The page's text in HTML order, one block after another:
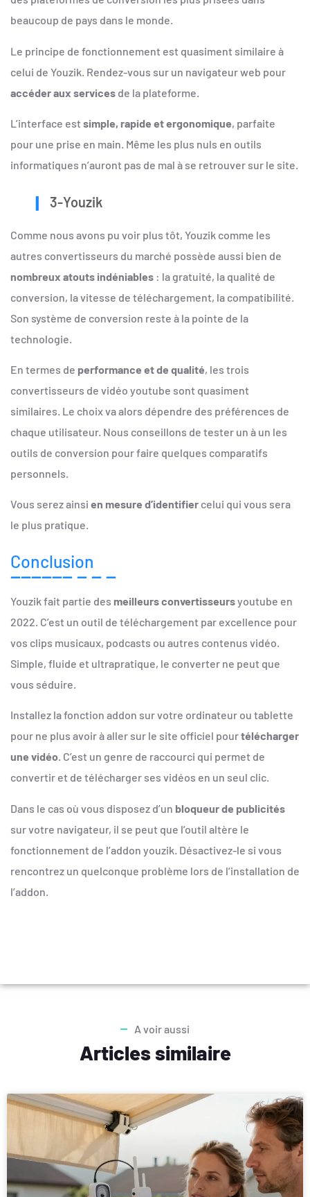
beaucoup de pays dans le monde.
Le principe de fonctionnement est quasiment similaire à
celui de Youzik. Rendez-vous sur un navigateur web pour
accéder aux services de la plateforme.
L’interface est simple, rapide et ergonomique, parfaite
pour une prise en main. Même les plus nuls en outils
informatiques n’auront pas de mal à se retrouver sur le site.
3-Youzik
Comme nous avons pu voir plus tôt, Youzik comme les
autres convertisseurs du marché possède aussi bien de
nombreux atouts indéniables : la gratuité, la qualité de
conversion, la vitesse de téléchargement, la compatibilité.
Son système de conversion reste à la pointe de la
technologie.
En termes de performance et de qualité, les trois
convertisseurs de vidéo youtube sont quasiment
similaires. Le choix va alors dépendre des préférences de
chaque utilisateur. Nous conseillons de tester un à un les
outils de conversion pour faire quelques comparatifs
personnels.
Vous serez ainsi en mesure d’identifier celui qui vous sera
le plus pratique.
Conclusion
Youzik fait partie des meilleurs convertisseursyoutube en
2022. C’est un outil de téléchargement par excellence pour
vos clips musicaux, podcasts ou autres contenus vidéo.
Simple, fluide et ultrapratique, le converter ne peut que
vous séduire.
Installez la fonction addon sur votre ordinateur ou tablette
pour ne plus avoir à aller sur le site officiel pourtélécharger
une vidéo. C’est un genre de raccourci qui permet de
convertir et de télécharger ses vidéos en un seul clic.
Dans le cas où vous disposez d’un bloqueur de publicités
sur votre navigateur, il se peut que l’outil altère le
fonctionnement de l’addon youzik. Désactivez-le si vous
rencontrez un quelconque problème lors de l’installation de
l’addon.
A voir aussi
Articles similaire